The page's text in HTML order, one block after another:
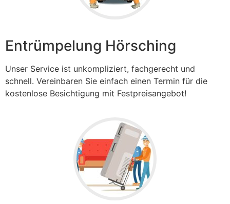
Entrümpelung Hörsching
Unser Service ist unkompliziert, fachgerecht und
schnell. Vereinbaren Sie einfach einen Termin für die
kostenlose Besichtigung mit Festpreisangebot!